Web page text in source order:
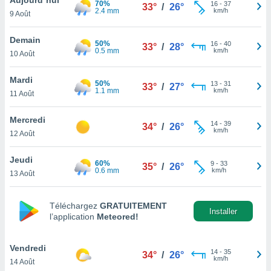
et
»,
au
vous
qu'ils
ou
le
ainsi
un
la
du
9 Août
70%
2.4 mm
33° / 26° 16- 37
km/h
Demain
10 Août
50%
0.5 mm
33° / 28° 16- 40
km/h
Mardi
11 Août
50%
1.1 mm
33° / 27° 13- 31
km/h
Mercredi
12 Août
34° / 26° 14- 39
km/h
Jeudi
13 Août
60%
0.6 mm
35° / 26° 9- 33
km/h
Téléchargez GRATUITEMENT
l’application Meteored!
Installer
Vendredi
14 Août
34° / 26° 14- 35
km/h